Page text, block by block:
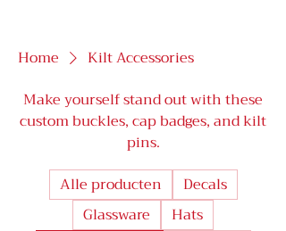
Home
Kilt Accessories
Make yourself stand out with these
custom buckles, cap badges, and kilt
pins.
Alle producten
Decals
Glassware
Hats